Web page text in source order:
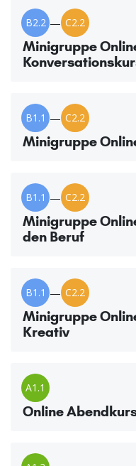
B2.2 — C2.2
Minigruppe
B1.1 — C2.2
Minigruppe
B1.1 — C2.2
Minigruppe
den Beruf
B1.1 — C2.2
Minigruppe
Kreativ
A1.1
Online